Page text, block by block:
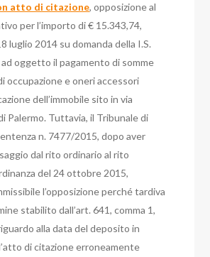
atto di citazione, opposizione al
per l’importo di € 15.343,74,
luglio 2014 su domanda della I.S.
ad oggetto il pagamento di somme
occupazione e oneri accessori
dell’immobile sito in via
Palermo. Tuttavia, il Tribunale di
n. 7477/2015, dopo aver
dal rito ordinario al rito
del 24 ottobre 2015,
l’opposizione perché tardiva
stabilito dall’art. 641, comma 1,
alla data del deposito in
di citazione erroneamente